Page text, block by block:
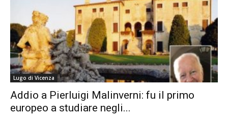
Lugo di Vicenza
Addio a Pierluigi Malinverni: fu il primo
europeo a studiare negli...